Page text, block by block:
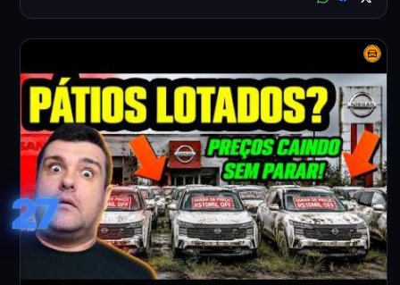
27